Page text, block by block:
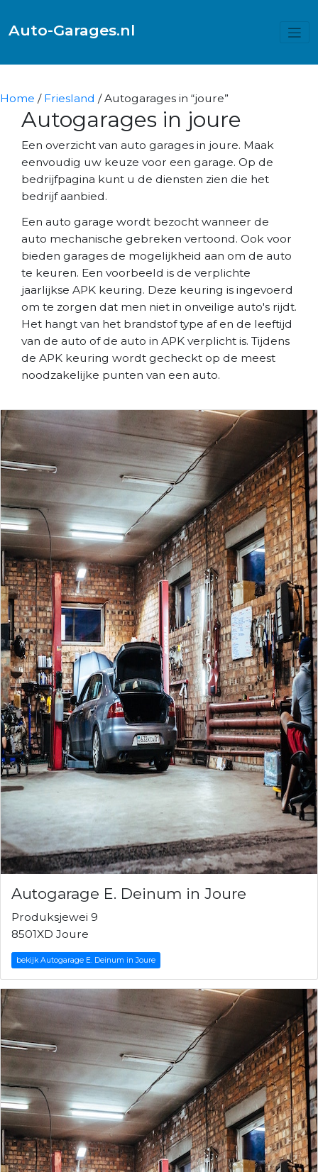
Auto-Garages.nl
Home / Friesland / Autogarages in “joure”
Autogarages in joure
Een overzicht van auto garages in joure. Maak
eenvoudig uw keuze voor een garage. Op de
bedrijfpagina kunt u de diensten zien die het
bedrijf aanbied.
Een auto garage wordt bezocht wanneer de
auto mechanische gebreken vertoond. Ook voor
bieden garages de mogelijkheid aan om de auto
te keuren. Een voorbeeld is de verplichte
jaarlijkse APK keuring. Deze keuring is ingevoerd
om te zorgen dat men niet in onveilige auto's rijdt.
Het hangt van het brandstof type af en de leeftijd
van de auto of de auto in APK verplicht is. Tijdens
de APK keuring wordt gecheckt op de meest
noodzakelijke punten van een auto.
Autogarage E. Deinum in Joure
Produksjewei 9
8501XD Joure
bekijk Autogarage E. Deinum in Joure